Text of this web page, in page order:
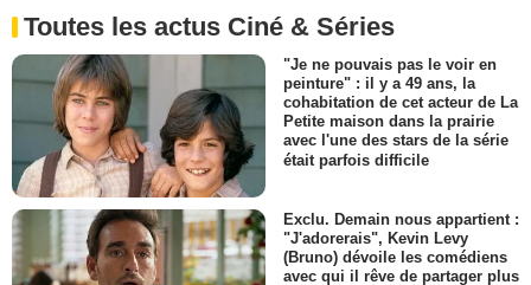
Toutes les actus Ciné & Séries
"Je ne pouvais pas le voir en
peinture" : il y a 49 ans, la
cohabitation de cet acteur de La
Petite maison dans la prairie
avec l'une des stars de la série
était parfois difficile
Exclu. Demain nous appartient :
"J'adorerais", Kevin Levy
(Bruno) dévoile les comédiens
avec qui il rêve de partager plus